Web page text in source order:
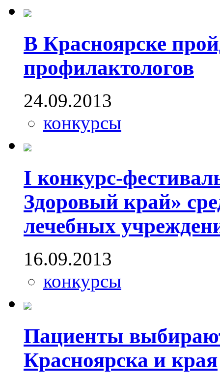
В Красноярске
профилактологов
24.09.2013
конкурсы
I конкурс-
Здоровый край»
лечебных
16.09.2013
конкурсы
Пациенты
Красноярска и края